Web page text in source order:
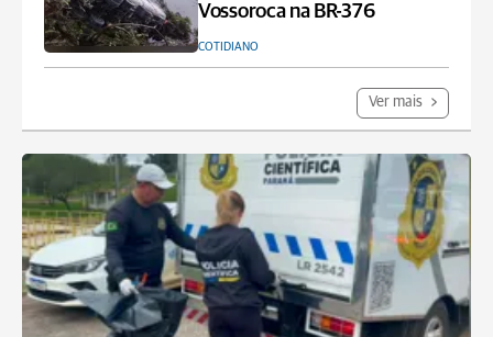
Vossoroca na BR-376
COTIDIANO
Ver mais